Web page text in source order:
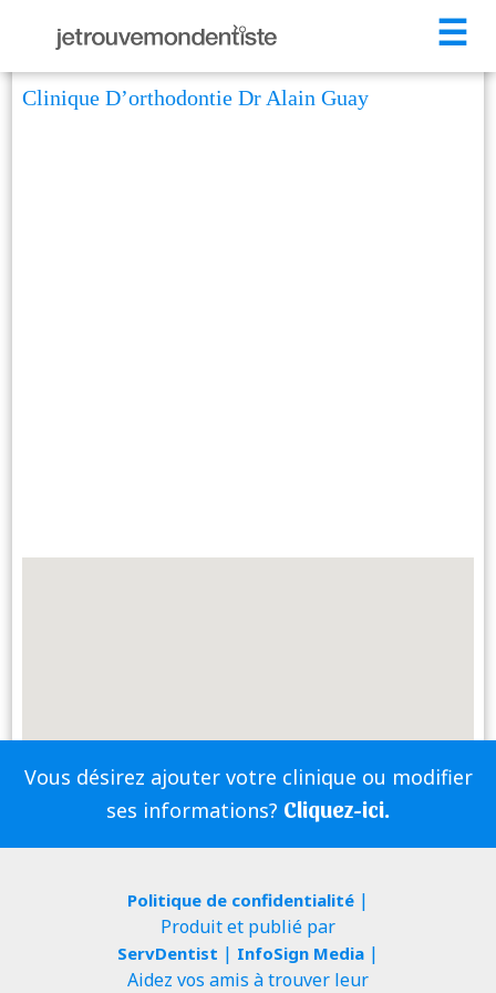
☰
Clinique D’orthodontie Dr Alain Guay
Vous désirez ajouter votre clinique ou modifier
ses informations? Cliquez-ici.
Politique de confidentialité|
Produit et publié par
ServDentist | InfoSign Media|
Aidez vos amis à trouver leur